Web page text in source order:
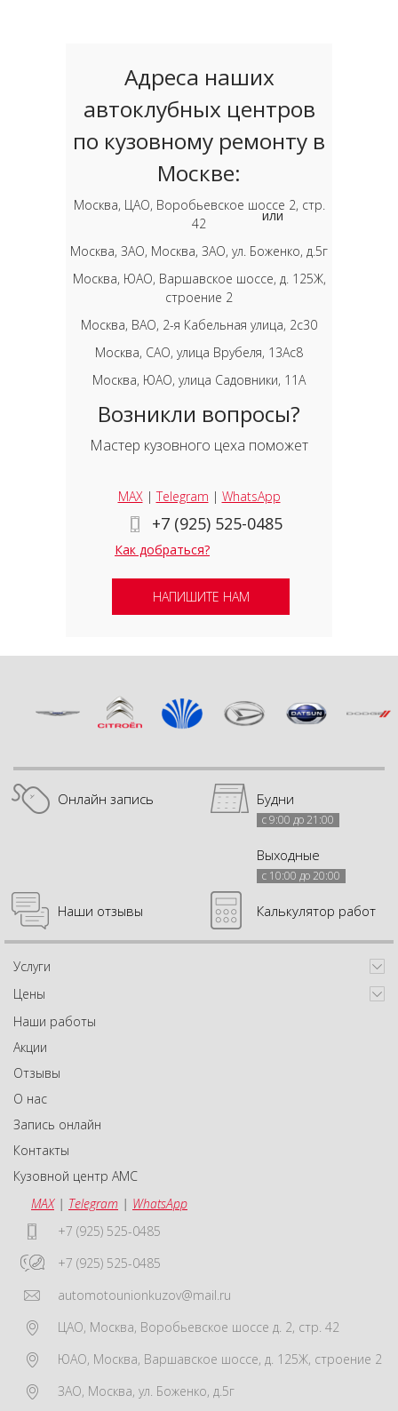
Адреса наших
автоклубных центров
по кузовному ремонту в
Москве:
Москва, ЦАО, Воробьевское шоссе 2, стр.
42
Москва, ЗАО, Москва, ЗАО, ул. Боженко, д.5г
Москва, ЮАО, Варшавское шоссе, д. 125Ж,
строение 2
Москва, ВАО, 2-я Кабельная улица, 2с30
Москва, САО, улица Врубеля, 13Ас8
Москва, ЮАО, улица Садовники, 11А
Возникли вопросы?
Мастер кузовного цеха поможет
MAX|Telegram | WhatsApp
+7 (925) 525-0485
Как добраться?
или
НАПИШИТЕ НАМ
Онлайн запись Будни
с 9:00 до 21:00
Выходные
с 10:00 до 20:00
Наши отзывы Калькулятор работ
Услуги
Цены
Наши работы
Акции
Отзывы
О нас
Запись онлайн
Контакты
Кузовной центр АМС
MAX| Telegram | WhatsApp
+7 (925) 525-0485
+7 (925) 525-0485
automotounionkuzov@mail.ru
ЦАО, Москва, Воробьевское шоссе д. 2, стр. 42
ЮАО, Москва, Варшавское шоссе, д. 125Ж, строение 2
ЗАО, Москва, ул. Боженко, д.5г